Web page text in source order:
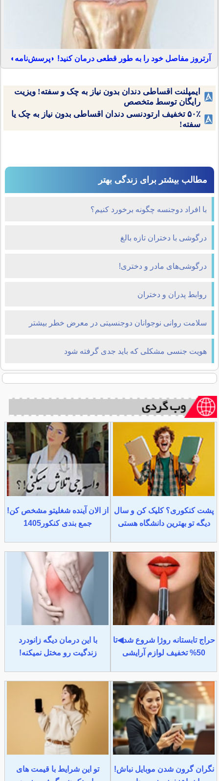
آرتروز مفاصل خود را به طور قطعی درمان کنید! ◗پرسش‌نامه◖
ایمپلنت اقساطی دندان بدون نیاز به چک و سفته! ویزیت
رایگان توسط متخصص
۵۰٪ تخفیف ارتودنسی دندان اقساطی بدون نیاز به چک یا
سفته!
مطالب بیشتر برای زندگی بهتر
با افراد دوجنسه چگونه برخورد کنیم؟
درگوشی با دختران تازه بالغ
درگوشی‌های مادر و دختری!
روابط پدران و دختران
سلامت روانی نوجوانان دوجنسیتی در معرض خطر بیشتر
هویت جنسی مشكلی كه باید جدی گرفته شود
پشت کنکوری؟ کلیک کن و سال
دیگه تو بهترین دانشگاه هستی
از الان آینده شغلیتو مشخص کن!
جمع بندی کنکور1405
حراج تابستانه روژا شروع شد◀تا
50% تخفیف لوازم آرایشی
با این درمان دیگه زانودرد
زندگیت رو مختل نمیکنه!
نگران گرون شدن موبایل نباش!
تو این شرایط با قیمت های